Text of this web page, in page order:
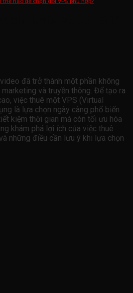
đã trở thành một phần không
và truyền thông. Để tạo ra
việc thuê một VPS (Virtual
là lựa chọn ngày càng phổ biến.
kiệm thời gian mà còn tối ưu hóa
khám phá lợi ích của việc thuê
những điều cần lưu ý khi lựa chọn